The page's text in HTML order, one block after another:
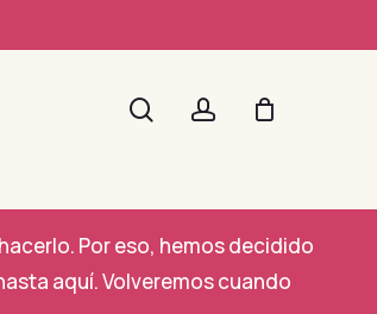
Por eso, hemos decidido
aquí. Volveremos cuando